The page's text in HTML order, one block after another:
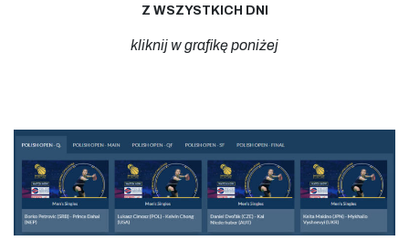
Z WSZYSTKICH DNI
kliknij w grafikę poniżej